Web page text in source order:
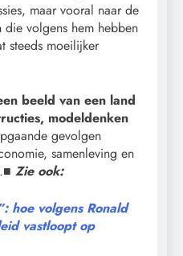
maar vooral naar de
die volgens hem hebben
steeds moeilijker
beeld van een land
modeldenken
gevolgen
samenleving en
Zie ook:
hoe volgens Ronald
vastloopt op